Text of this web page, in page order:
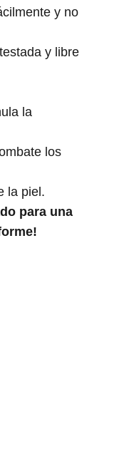
y no
y libre
la
los
la piel.
para una